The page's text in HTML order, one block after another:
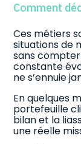
Comment
Ces métiers
situations de
sans
constante
ne s’ennuie
En quelques
portefeuille
bilan et la
une réelle